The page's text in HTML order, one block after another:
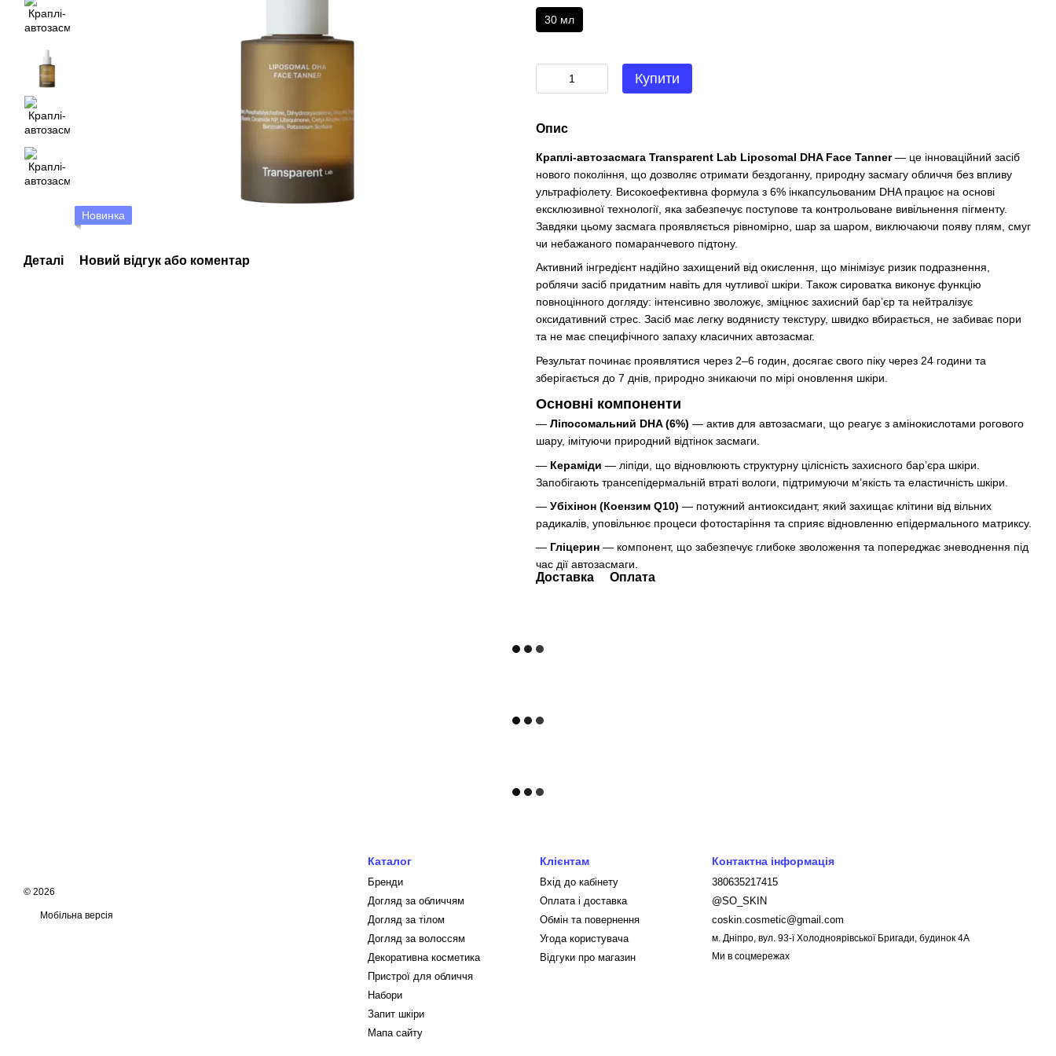
Новинка
Деталі Новий відгук або коментар
30 мл
Купити
Опис
Краплі-автозасмага Transparent Lab Liposomal DHA Face Tanner— це інноваційний засіб
нового покоління, що дозволяє отримати бездоганну, природну засмагу обличчя без впливу
ультрафіолету. Високоефективна формула з 6% інкапсульованим DHA працює на основі
ексклюзивної технології, яка забезпечує поступове та контрольоване вивільнення пігменту.
Завдяки цьому засмага проявляється рівномірно, шар за шаром, виключаючи появу плям, смуг
чи небажаного помаранчевого підтону.
Активний інгредієнт надійно захищений від окислення, що мінімізує ризик подразнення,
роблячи засіб придатним навіть для чутливої шкіри. Також сироватка виконує функцію
повноцінного догляду: інтенсивно зволожує, зміцнює захисний бар’єр та нейтралізує
оксидативний стрес. Засіб має легку водянисту текстуру, швидко вбирається, не забиває пори
та не має специфічного запаху класичних автозасмаг.
Результат починає проявлятися через 2–6 годин, досягає свого піку через 24 години та
зберігається до 7 днів, природно зникаючи по мірі оновлення шкіри.
Основні компоненти
— Ліпосомальний DHA (6%) — актив для автозасмаги, що реагує з амінокислотами рогового
шару, імітуючи природний відтінок засмаги.
— Кераміди — ліпіди, що відновлюють структурну цілісність захисного бар’єра шкіри.
Запобігають трансепідермальній втраті вологи, підтримуючи м’якість та еластичність шкіри.
— Убіхінон (Коензим Q10) — потужний антиоксидант, який захищає клітини від вільних
радикалів, уповільнює процеси фотостаріння та сприяє відновленню епідермального матриксу.
— Гліцерин — компонент, що забезпечує глибоке зволоження та попереджає зневоднення під
час дії автозасмаги.
Доставка Оплата
© 2026
Мобільна версія
Каталог
Бренди
Догляд за обличчям
Догляд за тілом
Догляд за волоссям
Декоративна косметика
Пристрої для обличчя
Набори
Запит шкіри
Мапа сайту
Клієнтам
Вхід до кабінету
Оплата і доставка
Обмін та повернення
Угода користувача
Відгуки про магазин
Контактна інформація
380635217415
@SO_SKIN
coskin.cosmetic@gmail.com
м. Дніпро, вул. 93-ї Холодноярівської Бригади, будинок 4А
Ми в соцмережах